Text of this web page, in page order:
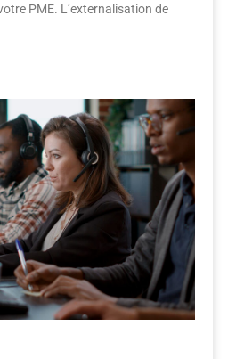
PME. L’externalisation de